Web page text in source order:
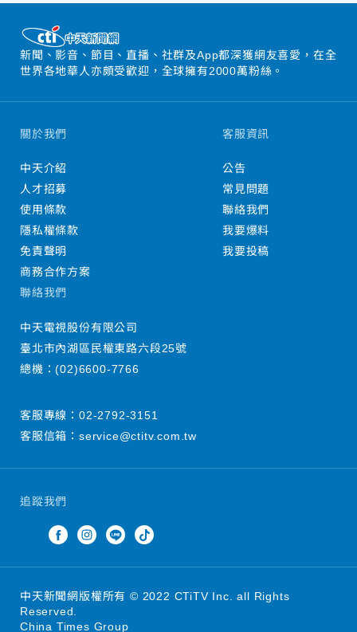
新聞、影音、節目、直播、社群及App都深獲網友喜愛，在全
世界各地華人亦頗受歡迎，全球擁有2000萬粉絲。
追蹤我們
關於我們
中天介紹
人才招募
使用條款
隱私權條款
免責聲明
商務合作方案
客服資訊
公告
常見問題
聯絡我們
我要爆料
我要投稿
聯絡我們
中天電視股份有限公司
臺北市內湖區民權東路六段25號
總機：(02)6600-7766
客服專線： 02-2792-3151
客服信箱： service@ctitv.com.tw
中天新聞網版權所有 © 2022 CTiTV Inc. all Rights
Reserved.
China Times Group